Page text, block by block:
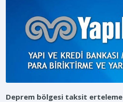
Deprem bölgesi taksit erteleme